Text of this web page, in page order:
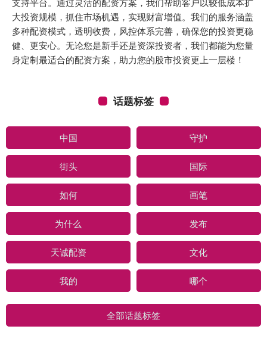
大投资规模，抓住市场机遇，实现财富增值。我们的服务涵盖
多种配资模式，透明收费，风控体系完善，确保您的投资更稳
健、更安心。无论您是新手还是资深投资者，我们都能为您量
身定制最适合的配资方案，助力您的股市投资更上一层楼！
话题标签
中国 守护
街头 国际
如何 画笔
为什么 发布
天诚配资 文化
我的 哪个
全部话题标签